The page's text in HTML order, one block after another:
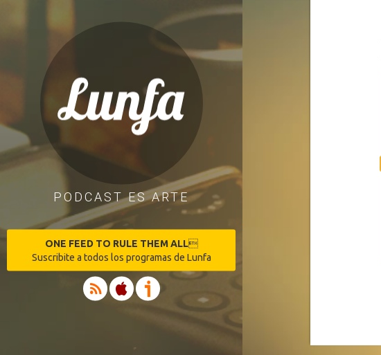
PODCAST ES ARTE
ONE FEED TO RULE THEM ALL
Suscribite a todos los programas de Lunfa